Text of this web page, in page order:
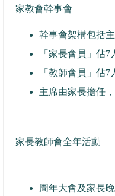
家教會幹事會
幹事會架構包括
「家長會員」佔
「教師會員」佔
主席由家長擔任
家長教師會全年活動
周年大會及家長